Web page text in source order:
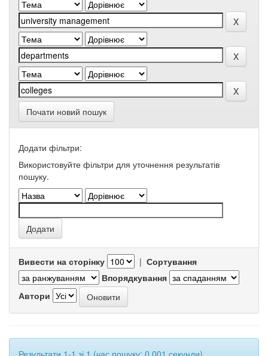
Почати новий пошук
Додати фільтри:
Використовуйте фільтри для уточнення результатів
пошуку.
Вивести на сторінку | Сортування
Впорядкування
Автори
Результати 1-1 зі 1 (час пошуку: 0.001 секунди).